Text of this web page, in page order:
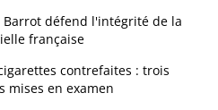
Barrot défend l'intégrité de la
française
contrefaites : trois
mises en examen